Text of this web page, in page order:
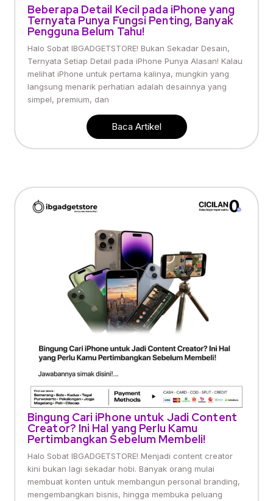
Beberapa Detail Kecil pada iPhone yang
Ternyata Punya Fungsi Penting, Banyak
Pengguna Belum Tahu!
Halo Sobat IBGADGETSTORE! Bukan Sekadar Desain,
Ternyata Setiap Detail pada iPhone Punya Alasan! Kalau
melihat iPhone untuk pertama kalinya, mungkin yang
langsung menarik perhatian adalah desainnya yang
simpel, premium, dan
Baca Artikel
Bingung Cari iPhone untuk Jadi Content
Creator? Ini Hal yang Perlu Kamu
Pertimbangkan Sebelum Membeli!
Halo Sobat IBGADGETSTORE! Menjadi content creator
kini bukan lagi sekadar hobi. Banyak orang mulai
membuat konten untuk membangun personal branding,
mengembangkan bisnis, hingga membuka peluang